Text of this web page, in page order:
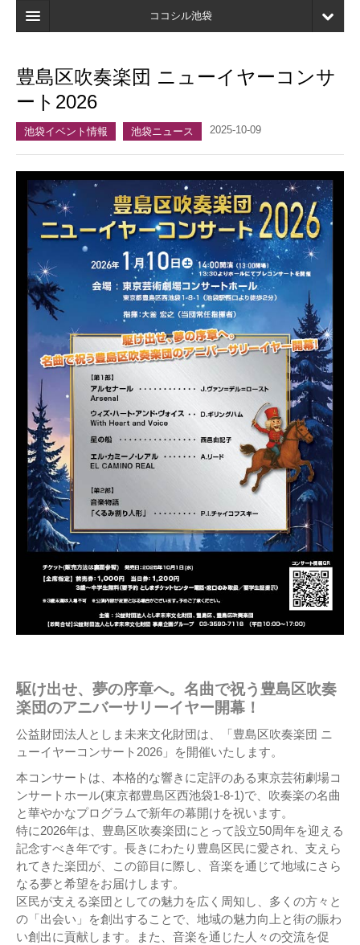
ココシル池袋
検索
店舗・施設最新情報
マイページ
ブックマーク
豊島区吹奏楽団 ニューイヤーコンサ
ート2026
池袋イベント情報 池袋ニュース 2025-10-09
駆け出せ、夢の序章へ。名曲で祝う豊島区吹奏
楽団のアニバーサリーイヤー開幕！
公益財団法人としま未来文化財団は、「豊島区吹奏楽団 ニ
ューイヤーコンサート2026」を開催いたします。
本コンサートは、本格的な響きに定評のある東京芸術劇場コ
ンサートホール(東京都豊島区西池袋1-8-1)で、吹奏楽の名曲
と華やかなプログラムで新年の幕開けを祝います。
特に2026年は、豊島区吹奏楽団にとって設立50周年を迎える
記念すべき年です。長きにわたり豊島区民に愛され、支えら
れてきた楽団が、この節目に際し、音楽を通じて地域にさら
なる夢と希望をお届けします。
区民が支える楽団としての魅力を広く周知し、多くの方々と
の「出会い」を創出することで、地域の魅力向上と街の賑わ
い創出に貢献します。また、音楽を通じた人々の交流を促